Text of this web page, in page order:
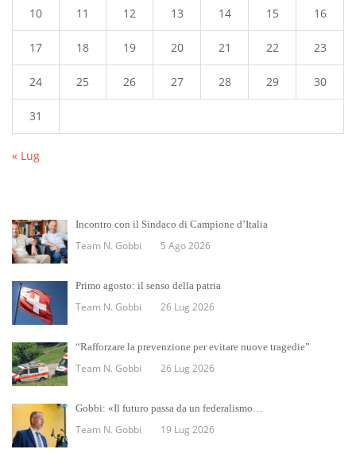
10 11 12 13 14 15 16
17 18 19 20 21 22 23
24 25 26 27 28 29 30
31
« Lug
Incontro con il Sindaco di Campione d’Italia
Team N. Gobbi 5 Ago 2026
Primo agosto: il senso della patria
Team N. Gobbi 26 Lug 2026
“Rafforzare la prevenzione per evitare nuove tragedie”
Team N. Gobbi 26 Lug 2026
Gobbi: «Il futuro passa da un federalismo…
Team N. Gobbi 19 Lug 2026